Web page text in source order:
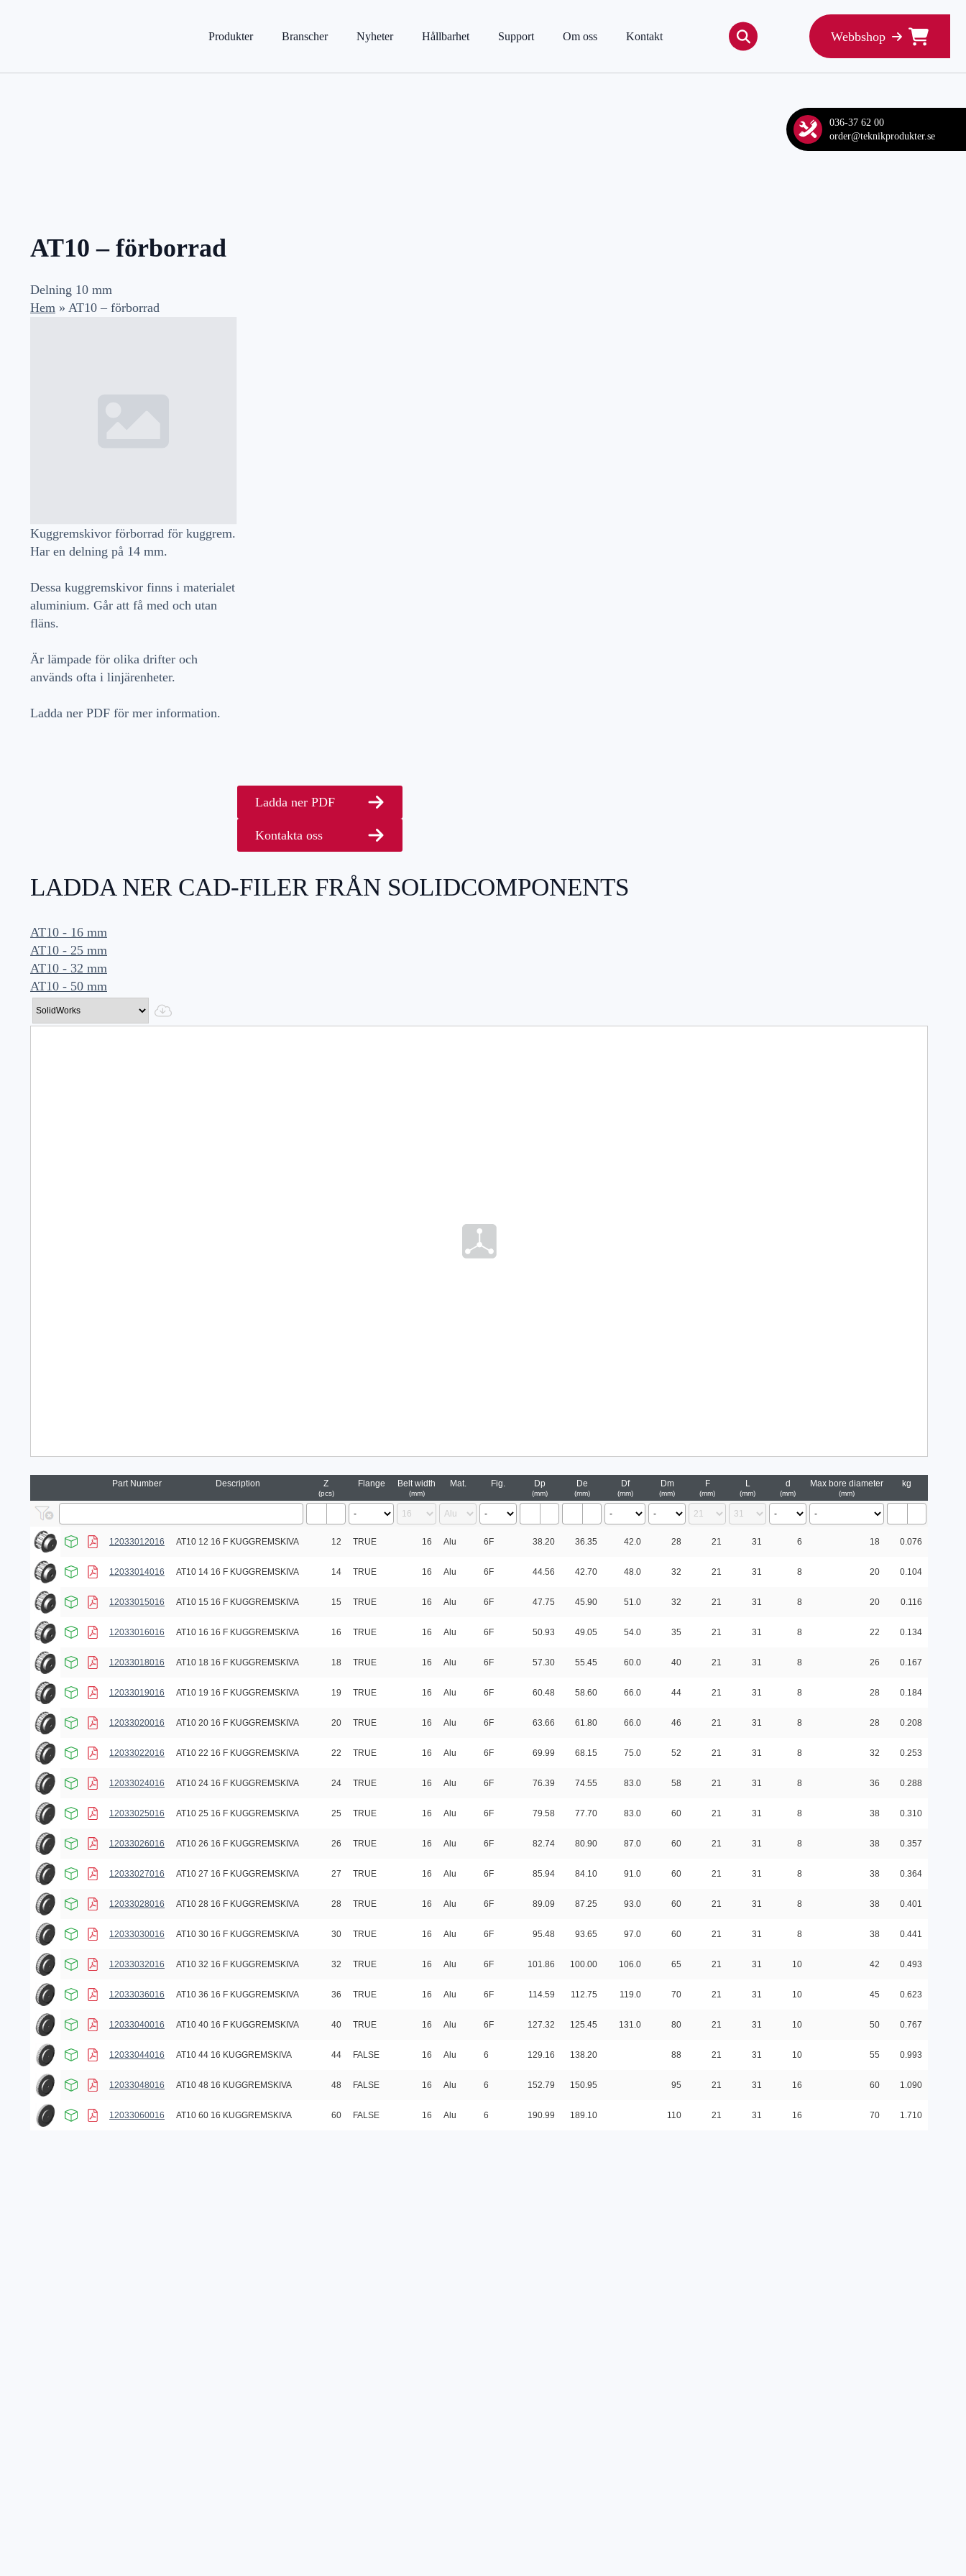
Produkter Branscher Nyheter Hållbarhet Support Om oss Kontakt Webbshop
036-37 62 00
order@teknikprodukter.se
AT10 – förborrad
Delning 10 mm
Hem » AT10 – förborrad
Kuggremskivor förborrad för kuggrem.
Har en delning på 14 mm.
Dessa kuggremskivor finns i materialet
aluminium. Går att få med och utan
fläns.
Är lämpade för olika drifter och
används ofta i linjärenheter.
Ladda ner PDF för mer information.
Ladda ner PDF
Kontakta oss
LADDA NER CAD-FILER FRÅN SOLIDCOMPONENTS
AT10 - 16 mm
AT10 - 25 mm
AT10 - 32 mm
AT10 - 50 mm
Part Number Description Z
pcs
Flange Belt width
mm
Mat. Fig. Dp
mm
De
mm
Df
mm
Dm
mm
F
mm
L
mm
d
mm
Max bore diameter
mm
kg
12033012016 AT10 12 16 F KUGGREMSKIVA 12 TRUE 16 Alu 6F 38.20 36.35 42.0 28 21 31 6 18 0.076
12033014016 AT10 14 16 F KUGGREMSKIVA 14 TRUE 16 Alu 6F 44.56 42.70 48.0 32 21 31 8 20 0.104
12033015016 AT10 15 16 F KUGGREMSKIVA 15 TRUE 16 Alu 6F 47.75 45.90 51.0 32 21 31 8 20 0.116
12033016016 AT10 16 16 F KUGGREMSKIVA 16 TRUE 16 Alu 6F 50.93 49.05 54.0 35 21 31 8 22 0.134
12033018016 AT10 18 16 F KUGGREMSKIVA 18 TRUE 16 Alu 6F 57.30 55.45 60.0 40 21 31 8 26 0.167
12033019016 AT10 19 16 F KUGGREMSKIVA 19 TRUE 16 Alu 6F 60.48 58.60 66.0 44 21 31 8 28 0.184
12033020016 AT10 20 16 F KUGGREMSKIVA 20 TRUE 16 Alu 6F 63.66 61.80 66.0 46 21 31 8 28 0.208
12033022016 AT10 22 16 F KUGGREMSKIVA 22 TRUE 16 Alu 6F 69.99 68.15 75.0 52 21 31 8 32 0.253
12033024016 AT10 24 16 F KUGGREMSKIVA 24 TRUE 16 Alu 6F 76.39 74.55 83.0 58 21 31 8 36 0.288
12033025016 AT10 25 16 F KUGGREMSKIVA 25 TRUE 16 Alu 6F 79.58 77.70 83.0 60 21 31 8 38 0.310
12033026016 AT10 26 16 F KUGGREMSKIVA 26 TRUE 16 Alu 6F 82.74 80.90 87.0 60 21 31 8 38 0.357
12033027016 AT10 27 16 F KUGGREMSKIVA 27 TRUE 16 Alu 6F 85.94 84.10 91.0 60 21 31 8 38 0.364
12033028016 AT10 28 16 F KUGGREMSKIVA 28 TRUE 16 Alu 6F 89.09 87.25 93.0 60 21 31 8 38 0.401
12033030016 AT10 30 16 F KUGGREMSKIVA 30 TRUE 16 Alu 6F 95.48 93.65 97.0 60 21 31 8 38 0.441
12033032016 AT10 32 16 F KUGGREMSKIVA 32 TRUE 16 Alu 6F 101.86 100.00 106.0 65 21 31 10 42 0.493
12033036016 AT10 36 16 F KUGGREMSKIVA 36 TRUE 16 Alu 6F 114.59 112.75 119.0 70 21 31 10 45 0.623
12033040016 AT10 40 16 F KUGGREMSKIVA 40 TRUE 16 Alu 6F 127.32 125.45 131.0 80 21 31 10 50 0.767
12033044016 AT10 44 16 KUGGREMSKIVA 44 FALSE 16 Alu 6 129.16 138.20 88 21 31 10 55 0.993
12033048016 AT10 48 16 KUGGREMSKIVA 48 FALSE 16 Alu 6 152.79 150.95 95 21 31 16 60 1.090
12033060016 AT10 60 16 KUGGREMSKIVA 60 FALSE 16 Alu 6 190.99 189.10 110 21 31 16 70 1.710